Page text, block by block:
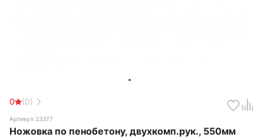
0 (0)
Артикул 23377
Ножовка по пенобетону, двухкомп.рук., 550мм